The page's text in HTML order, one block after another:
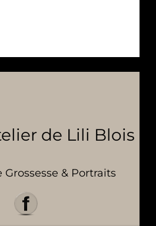
de Lili Blois
& Portraits